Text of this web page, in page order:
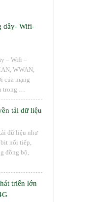
dây- Wifi-
– Wifi –
WWAN,
của mạng
trong …
tải dữ liệu
dữ liệu như
nối tiếp,
đồng bộ,
triển lớn